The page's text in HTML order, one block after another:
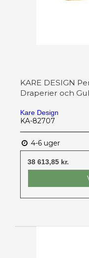
KARE DESIGN
Draperier och
Kare Design
KA-82707
4-6 uger
38 613,85 kr.